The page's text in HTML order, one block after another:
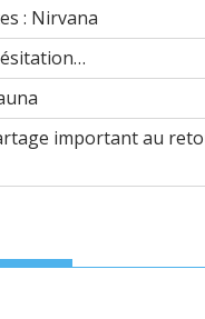
: Nirvana
important au